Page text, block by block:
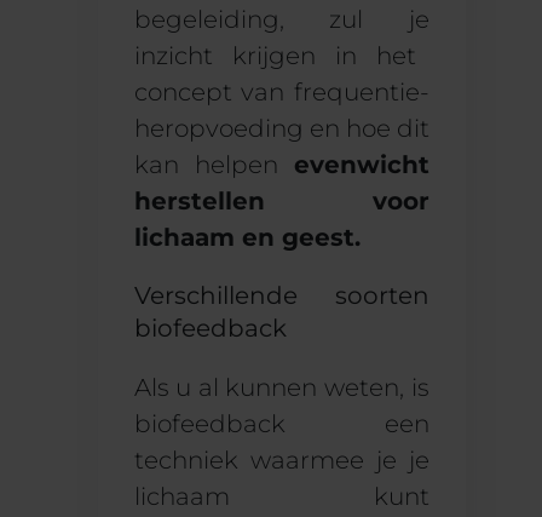
begeleiding, zul je
inzicht krijgen in het
concept van frequentie-
heropvoeding en hoe dit
kan helpen evenwicht
herstellen
voor
lichaam en geest.
Verschillende soorten
biofeedback
Als u al kunnen weten, is
biofeedback een
techniek waarmee je je
lichaam kunt